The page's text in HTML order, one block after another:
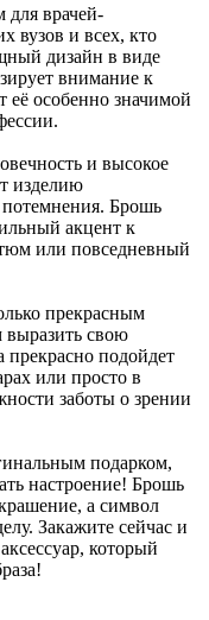
для врачей-
вузов и всех, кто
дизайн в виде
внимание к
её особенно значимой
и высокое
изделию
Брошь
акцент к
или повседневный
прекрасным
свою
подойдет
или просто в
заботы о зрении
подарком,
настроение! Брошь
а символ
Закажите сейчас и
который